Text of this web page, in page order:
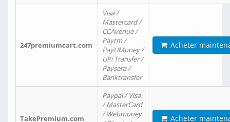
247premiumcart.com
Visa /
Mastercard /
CCAvenue /
Paytm /
PayUMoney /
UPi Transfer /
Paysera /
Banktransfer
Acheter
TakePremium.com
Paypal / Visa
/ MasterCard
/ Webmoney
Acheter